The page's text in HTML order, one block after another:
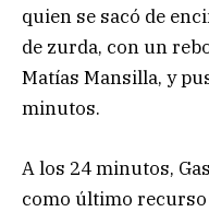
quien se sacó de
de zurda, con un
Matías Mansilla, y
minutos.
A los 24 minutos,
como último